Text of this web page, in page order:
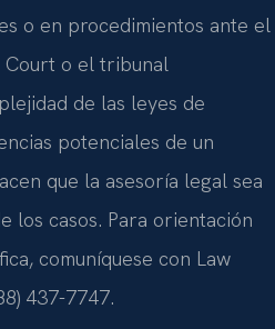
o en procedimientos ante el
Court o el tribunal
de las leyes de
potenciales de un
que la asesoría legal sea
los casos. Para orientación
comuníquese con Law
437-7747.